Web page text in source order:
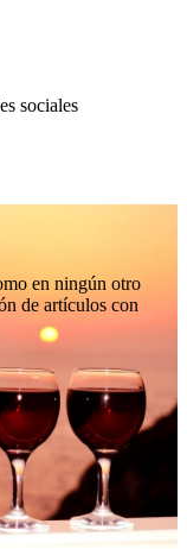
sociales
en ningún otro
de artículos con